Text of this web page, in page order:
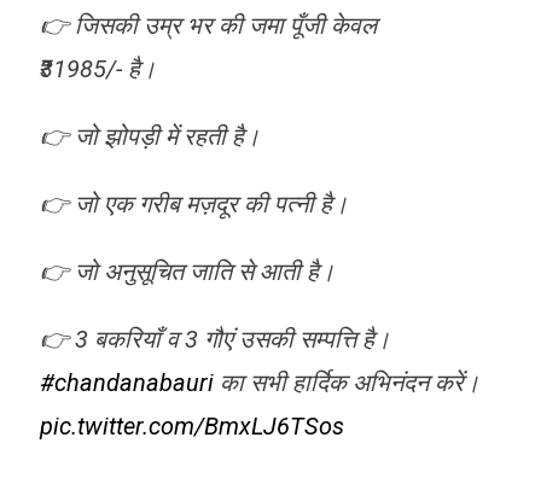
👉 जिसकी उम्र भर की जमा पूँजी केवल
₹31985/- है।
👉 जो झोपड़ी में रहती है।
👉 जो एक गरीब मज़दूर की पत्नी है।
👉 जो अनुसूचित जाति से आती है।
👉 3 बकरियाँ व 3 गौएं उसकी सम्पत्ति है।
#chandanabauriका सभी हार्दिक अभिनंदन करें।
pic.twitter.com/BmxLJ6TSos